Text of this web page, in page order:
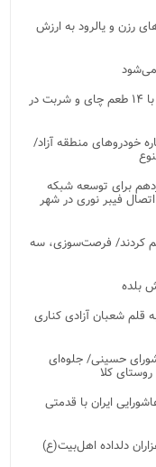
رزن و یالرود به ارزش
می‌شود
پذیرایی متفاوت و باشکوه از عزاداران حسینی با ۱۴ طعم چای و شربت در
خودروهای منطقه آزاد/
چهاردهم برای توسعه شبکه
تلفن همراه و فیبر نوری در آمل/ برقراری ۱۴۷۰ اتصال فیبر نوری در شهر
کردند/ فرصت‌سوزی، سه
بلده
قلم شعبان آزادی کناری
حسینی/ جلوه‌ای
کلا
ایران با قدمتی
دلداده اهل‌بیت(ع)